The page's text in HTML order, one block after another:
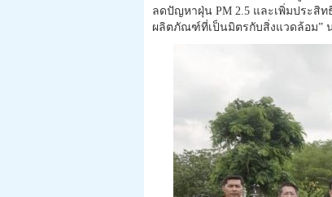
ลดปัญหาฝุ่น PM 2.5 และเพิ่มประสิ
ผลิตภัณฑ์ที่เป็นมิตรกับสิ่งแวดล้อม”